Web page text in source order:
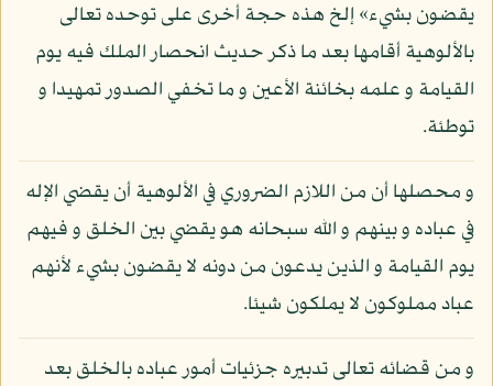
يقضون بشيء» إلخ هذه حجة أخرى على توحده تعالى
بالألوهية أقامها بعد ما ذكر حديث انحصار الملك فيه يوم
القيامة و علمه بخائنة الأعين و ما تخفي الصدور تمهيدا و
توطئة.
و محصلها أن من اللازم الضروري في الألوهية أن يقضي الإله
في عباده و بينهم و الله سبحانه هو يقضي بين الخلق و فيهم
يوم القيامة و الذين يدعون من دونه لا يقضون بشيء لأنهم
عباد مملوكون لا يملكون شيئا.
و من قضائه تعالى تدبيره جزئيات أمور عباده بالخلق بعد